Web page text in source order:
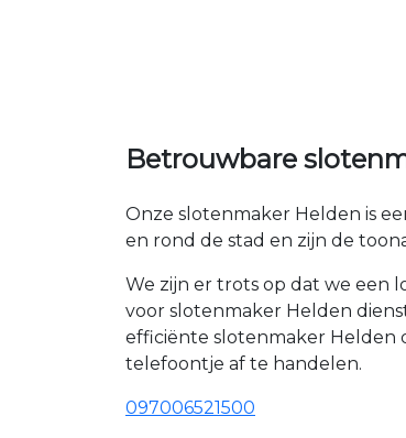
Betrouwbare
Onze slotenmaker Helden is
en rond de stad en zijn de
We zijn er trots op dat we een
voor slotenmaker Helden
efficiënte slotenmaker Helden
telefoontje af te handelen.
097006521500